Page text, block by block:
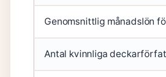
Genomsnittlig månadslön
Antal kvinnliga